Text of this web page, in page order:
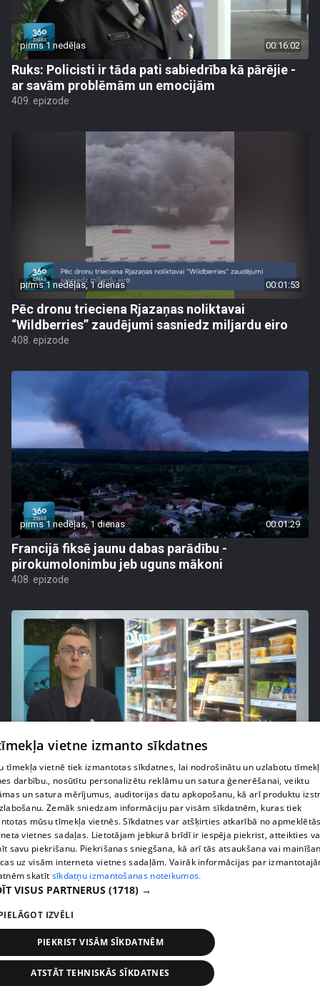
pirms 1 nedēļas 00:16:02
Ruks: Policisti ir tāda pati sabiedrība kā pārējie -
ar savām problēmām un emocijām
409. epizode
pirms 1 nedēļas, 1 dienas 00:01:53
Pēc dronu trieciena Rjazaņas noliktavai
“Wildberries” zaudējumi sasniedz miljardu eiro
408. epizode
pirms 1 nedēļas, 1 dienas 00:01:29
Francijā fiksē jaunu dabas parādību -
pirokumolonimbu jeb uguns mākoni
408. epizode
pirms 1 nedēļas, 1 dienas 00:03:37
Pārtiku pērkam vairāk, bet vai “zemo cenu grozs”
tiešām samazina kopējo čeku?
408. epizode
vietne izmanto sīkdatnes
tīmekļa vietnē tiek izmantotas sīkdatnes, lai nodrošinātu un uzlabotu
darbību., nosūtītu personalizētu reklāmu un satura ģenerēšanai, veiktu
un satura mērījumus, auditorijas datu apkopošanu, kā arī produktu
Zemāk sniedzam informāciju par visām sīkdatnēm, kuras tiek
mūsu tīmekļa vietnēs. Sīkdatnes var atšķirties atkarībā no
vietnes sadaļas. Lietotājam jebkurā brīdī ir iespēja piekrist, atteikties
savu piekrišanu. Piekrišanas sniegšana, kā arī tās atsaukšana vai
uz visām interneta vietnes sadaļām. Vairāk informācijas par
skatīt sīkdatņu izmantošanas noteikumos.
VISUS PARTNERUS (1718) →
IZVĒLI
PIEKRIST VISĀM SĪKDATNĒM
ATSTĀT TEHNISKĀS SĪKDATNES